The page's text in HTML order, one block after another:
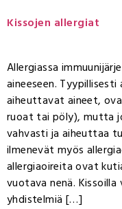
Kissojen allergiat
Allergiassa
aineeseen.
aiheuttavat aineet,
ruoat tai pöly), mutta
vahvasti ja aiheuttaa
ilmenevät myös
allergiaoireita ovat
vuotava nenä.
yhdistelmiä […]